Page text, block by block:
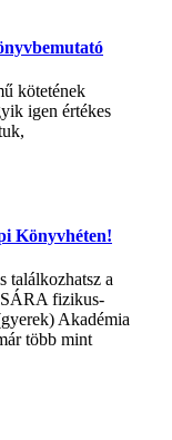
kötetének
igen értékes
Könyvhéten!
találkozhatsz a
fizikus-
Akadémia
több mint